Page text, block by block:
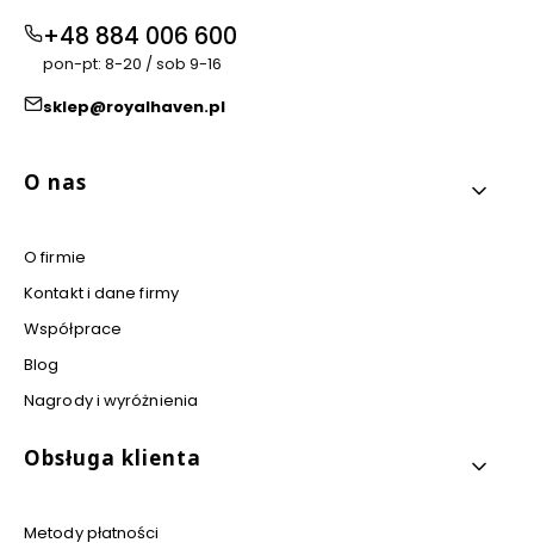
+48 884 006 600
pon-pt: 8-20 / sob 9-16
sklep@royalhaven.pl
Linki w stopce
O nas
O firmie
Kontakt i dane firmy
Współprace
Blog
Nagrody i wyróżnienia
Obsługa klienta
Metody płatności